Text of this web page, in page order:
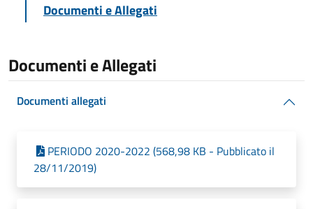
Documenti e Allegati
Documenti e Allegati
Documenti allegati
PERIODO 2020-2022 (568,98 KB - Pubblicato il
28/11/2019)